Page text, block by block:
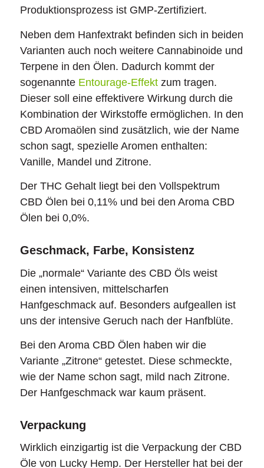
Produktionsprozess ist GMP-Zertifiziert.
Neben dem Hanfextrakt befinden sich in beiden
Varianten auch noch weitere Cannabinoide und
Terpene in den Ölen. Dadurch kommt der
sogenannte Entourage-Effektzum tragen.
Dieser soll eine effektivere Wirkung durch die
Kombination der Wirkstoffe ermöglichen. In den
CBD Aromaölen sind zusätzlich, wie der Name
schon sagt, spezielle Aromen enthalten:
Vanille, Mandel und Zitrone.
Der THC Gehalt liegt bei den Vollspektrum
CBD Ölen bei 0,11% und bei den Aroma CBD
Ölen bei 0,0%.
Geschmack, Farbe, Konsistenz
Die „normale“ Variante des CBD Öls weist
einen intensiven, mittelscharfen
Hanfgeschmack auf. Besonders aufgeallen ist
uns der intensive Geruch nach der Hanfblüte.
Bei den Aroma CBD Ölen haben wir die
Variante „Zitrone“ getestet. Diese schmeckte,
wie der Name schon sagt, mild nach Zitrone.
Der Hanfgeschmack war kaum präsent.
Verpackung
Wirklich einzigartig ist die Verpackung der CBD
Öle von Lucky Hemp. Der Hersteller hat bei der